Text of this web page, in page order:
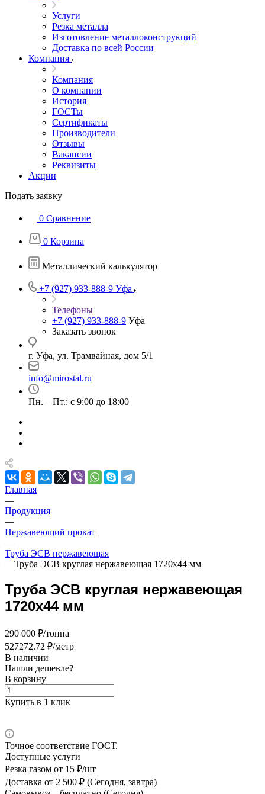
Услуги
Резка металла
Изготовление металлоконструкций
Доставка по всей России
Компания
Компания
О компании
История
ГОСТы
Сертификаты
Производители
Отзывы
Вакансии
Реквизиты
Акции
Подать заявку
0 Сравнение
0 Корзина
Металлический калькулятор
+7 (927) 933-888-9 Уфа
Телефоны
+7 (927) 933-888-9 Уфа
Заказать звонок
г. Уфа, ул. Трамвайная, дом 5/1
info@mirostal.ru
Пн. – Пт.: с 9:00 до 18:00
Главная
—
Продукция
—
Нержавеющий прокат
—
Труба ЭСВ нержавеющая
—Труба ЭСВ круглая нержавеющая 1720х44 мм
Труба ЭСВ круглая нержавеющая
1720х44 мм
290 000 ₽/тонна
527272.72 ₽/метр
В наличии
Нашли дешевле?
В корзину
Купить в 1 клик
Точное соответствие ГОСТ.
Доступные услуги
Резка газом от 15 ₽/шт
Доставка от 2 500 ₽ (Сегодня, завтра)